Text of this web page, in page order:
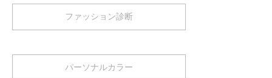
ファッション診断
パーソナルカラー